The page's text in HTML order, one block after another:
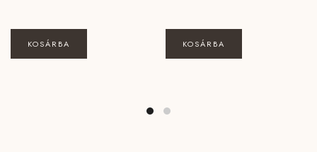
KOSÁRBA KOSÁRBA